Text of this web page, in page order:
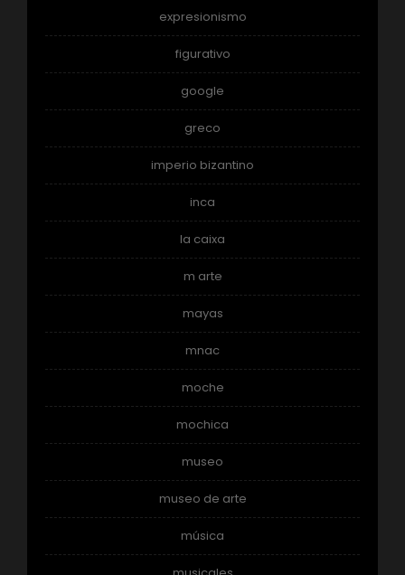
expresionismo
figurativo
google
greco
imperio bizantino
inca
la caixa
m arte
mayas
mnac
moche
mochica
museo
museo de arte
música